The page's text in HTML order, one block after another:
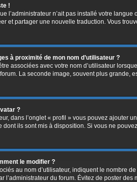
!
l’administrateur n’ait pas installé votre
et partager une nouvelle traduction. Vous
à proximité de mon nom d’utilisateur ?
associées avec votre nom d’utilisateur
La seconde image, souvent plus grande,
?
dans l’onglet « profil » vous pouvez ajouter
ils sont mis à disposition. Si vous ne
le modifier ?
au nom d’utilisateur, indiquent le nombre
l’administrateur du forum. Évitez de poster